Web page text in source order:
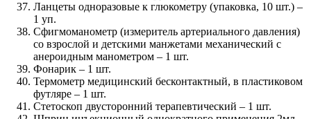
Ланцеты одноразовые к глюкометру (упаковка, 10 шт.) –
1 уп.
Сфигмоманометр (измеритель артериального давления)
со взрослой и детскими манжетами механический с
анероидным манометром – 1 шт.
Фонарик – 1 шт.
Термометр медицинский бесконтактный, в пластиковом
футляре – 1 шт.
Стетоскоп двусторонний терапевтический – 1 шт.